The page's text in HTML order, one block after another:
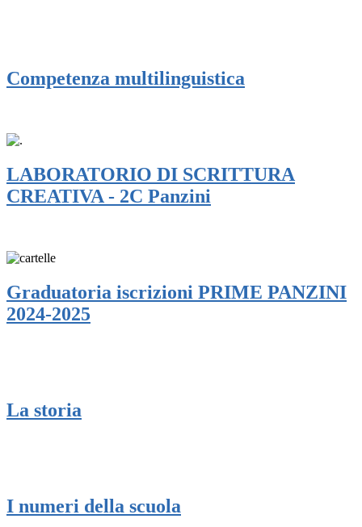
Competenza multilinguistica
LABORATORIO DI SCRITTURA
CREATIVA - 2C Panzini
Graduatoria iscrizioni PRIME PANZINI
2024-2025
La storia
I numeri della scuola